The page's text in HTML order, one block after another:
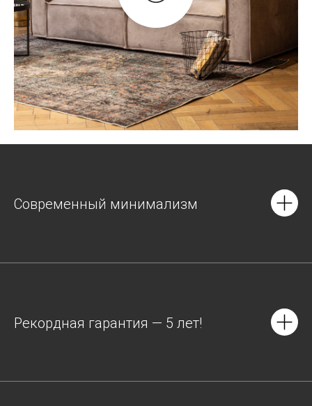
Современный минимализм
Рекордная гарантия — 5 лет!